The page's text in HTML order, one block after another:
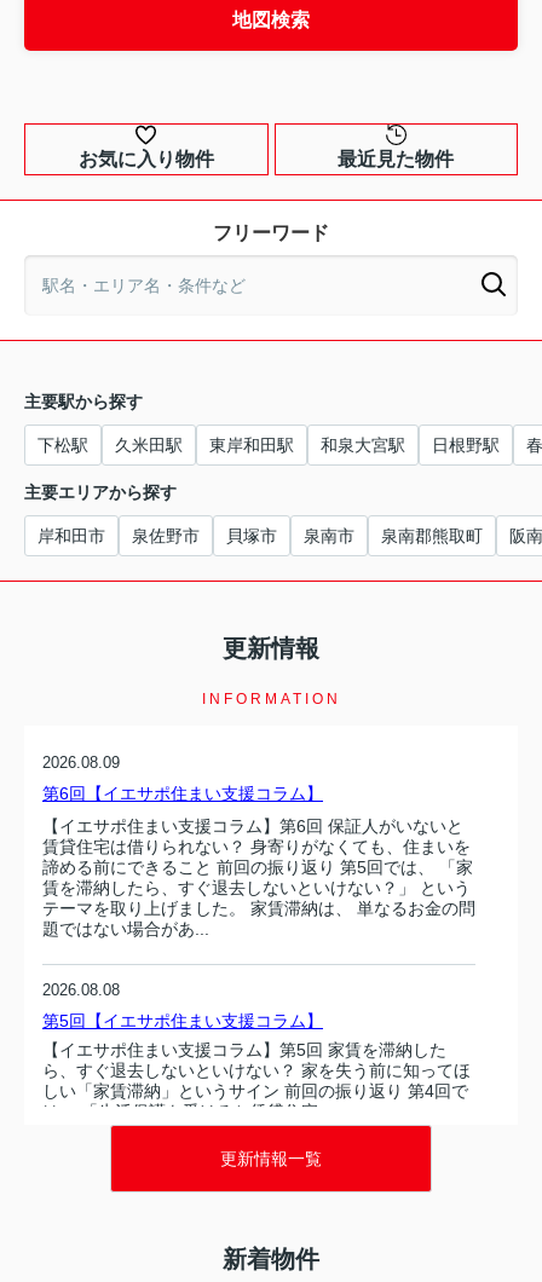
地図検索
お気に入り物件 最近見た物件
フリーワード
主要駅から探す
下松駅 久米田駅 東岸和田駅 和泉大宮駅 日根野駅
主要エリアから探す
岸和田市 泉佐野市 貝塚市 泉南市 泉南郡熊取町 阪
更新情報
INFORMATION
2026.08.09
第6回【イエサポ住まい支援コラム】
【イエサポ住まい支援コラム】第6回 保証人がいないと
賃貸住宅は借りられない？ 身寄りがなくても、住まいを
諦める前にできること 前回の振り返り 第5回では、 「家
賃を滞納したら、すぐ退去しないといけない？」 という
テーマを取り上げました。 家賃滞納は、 単なるお金の問
題ではない場合があ...
2026.08.08
第5回【イエサポ住まい支援コラム】
【イエサポ住まい支援コラム】第5回 家賃を滞納した
ら、すぐ退去しないといけない？ 家を失う前に知ってほ
しい「家賃滞納」というサイン 前回の振り返り 第4回で
は、 「生活保護を受けると賃貸住宅...
第5回【イエサポ住まい支援コラム】
ら、すぐ退去しないといけない？ 家を失う前に知ってほ
しい「家賃滞納」というサイン 前回の振り返り 第4回で
更新情報一覧
新着物件